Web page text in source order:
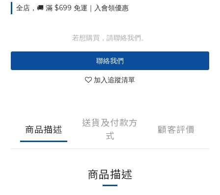
全店，🚚 滿 $699 免運｜入會領優惠
若想購買，請聯絡我們。
聯絡我們
加入追蹤清單
商品描述
送貨及付款方
式
顧客評價
商品描述